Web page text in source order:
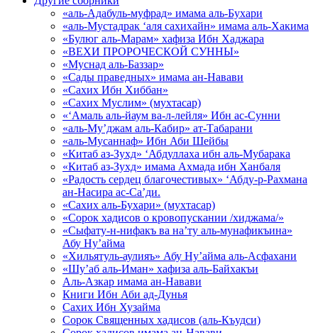
«аль-Адабуль-муфрад» имама аль-Бухари
«аль-Мустадрак ‘аля сахихайн» имама аль-Хакима
«Булюг аль-Марам» хафиза Ибн Хаджара
«ВЕХИ ПРОРОЧЕСКОЙ СУННЫ»
«Муснад аль-Баззар»
«Сады праведных» имама ан-Навави
«Сахих Ибн Хиббан»
«Сахих Муслим» (мухтасар)
«‘Амаль аль-йаум ва-л-лейля» Ибн ас-Сунни
«аль-Му’джам аль-Кабир» ат-Табарани
«аль-Мусаннаф» Ибн Аби Шейбы
«Китаб аз-Зухд» ‘Абдуллаха ибн аль-Мубарака
«Китаб аз-Зухд» имама Ахмада ибн Ханбаля
«Радость сердец благочестивых» ‘Абду-р-Рахмана
ан-Насира ас-Са’ди.
«Сахих аль-Бухари» (мухтасар)
«Сорок хадисов о кровопускании /хиджама/»
«Сыфату-н-нифакъ ва на’ту аль-мунафикъина»
Абу Ну’айма
«Хильятуль-аулияъ» Абу Ну’айма аль-Асфахани
«Шу’аб аль-Иман» хафиза аль-Байхакъи
Аль-Азкар имама ан-Навави
Книги Ибн Аби ад-Дунья
Сахих Ибн Хузайма
Сорок Священных хадисов (аль-Къудси)